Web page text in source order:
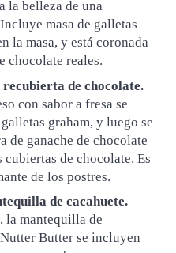
la belleza de una
masa de galletas
la masa, y está coronada
chocolate reales.
recubierta de chocolate.
con sabor a fresa se
graham, y luego se
de ganache de chocolate
cubiertas de chocolate. Es
de los postres.
de cacahuete.
la mantequilla de
Butter se incluyen